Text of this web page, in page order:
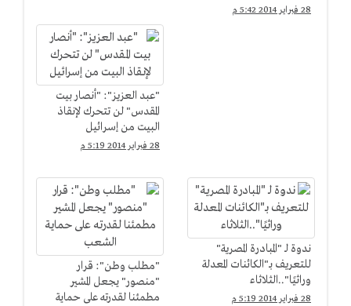
28 فبراير 2014 5:42 م
"عبد العزيز": "أنصار بيت
المقدس" لن تتحرك لإنقاذ
البيت من إسرائيل
28 فبراير 2014 5:19 م
ندوة لـ "المبادرة المصرية"
للتعريف بـ"الكائنات المعدلة
وراثيًا"..الثلاثاء
28 فبراير 2014 5:19 م
"مطلب وطن": قرار
"منصور" يجعل المشير
مطمئنا لقدرته على حماية